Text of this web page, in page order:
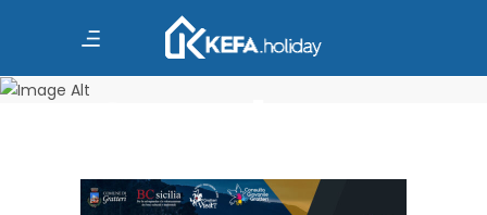
Sacro
Graal Tag